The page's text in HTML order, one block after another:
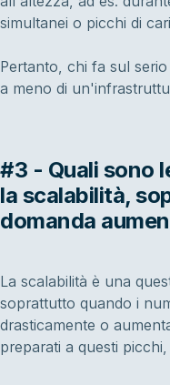
simultanei o picchi di
Pertanto, chi fa sul
a meno di
#3 - Quali sono
la scalabilità,
domanda
La scalabilità è una
soprattutto quando i
drasticamente o
preparati a questi